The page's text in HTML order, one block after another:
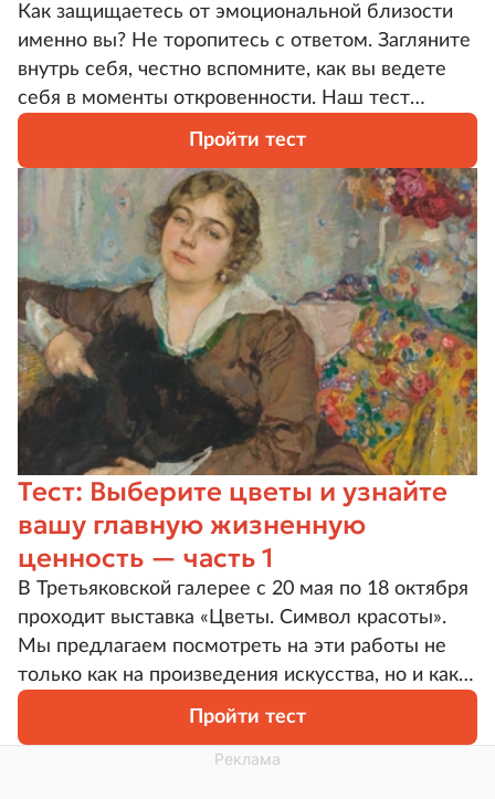
Как защищаетесь от эмоциональной близости
именно вы? Не торопитесь с ответом. Загляните
внутрь себя, честно вспомните, как вы ведете
себя в моменты откровенности. Наш тест
поможет понять, что стоит между вами и
настоящей близостью.
Пройти тест
Тест: Выберите цветы и узнайте
вашу главную жизненную
ценность — часть 1
В Третьяковской галерее с 20 мая по 18 октября
проходит выставка «Цветы. Символ красоты».
Мы предлагаем посмотреть на эти работы не
только как на произведения искусства, но и как
на инструмент самопознания. Какие картины
притягивают вас сильнее? Ваш выбор поможет
определить главную ценность — внутренний
Пройти тест